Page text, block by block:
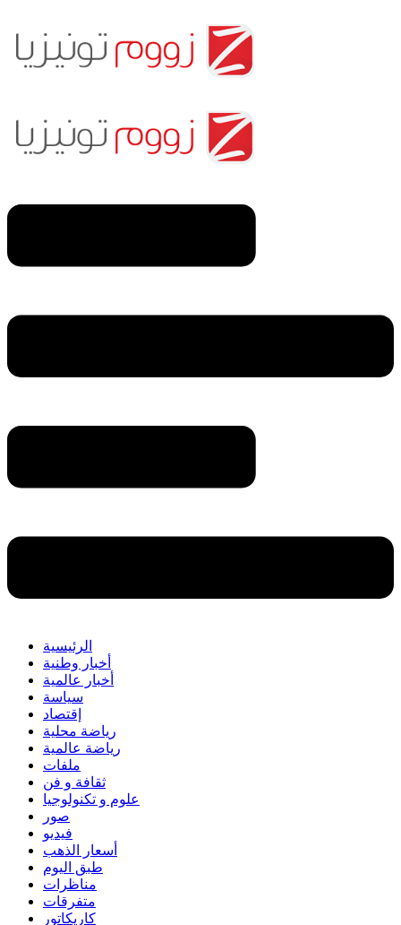
الرئيسية
أخبار وطنية
أخبار عالمية
سياسة
إقتصاد
رياضة محلية
رياضة عالمية
ملفات
ثقافة و فن
علوم و تكنولوجيا
صور
فيديو
أسعار الذهب
طبق اليوم
مناظرات
متفرقات
كاريكاتور